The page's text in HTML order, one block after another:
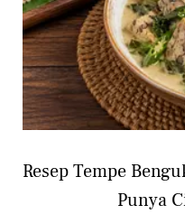
Resep Tempe
Punya